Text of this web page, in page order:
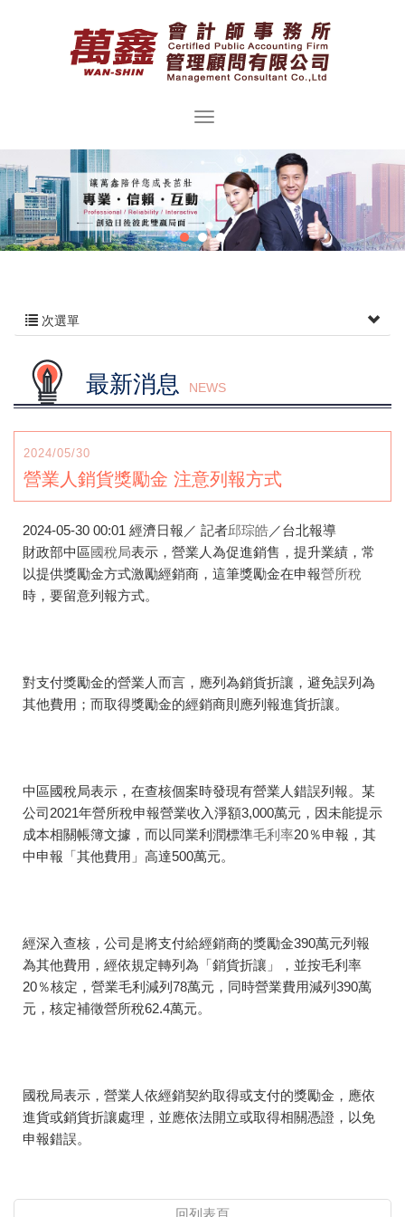
次選單
最新消息 NEWS
2024/05/30
營業人銷貨獎勵金 注意列報方式
2024-05-30 00:01 經濟日報／ 記者邱琮皓／台北報導
財政部中區國稅局表示，營業人為促進銷售，提升業績，常
以提供獎勵金方式激勵經銷商，這筆獎勵金在申報營所稅
時，要留意列報方式。
對支付獎勵金的營業人而言，應列為銷貨折讓，避免誤列為
其他費用；而取得獎勵金的經銷商則應列報進貨折讓。
中區國稅局表示，在查核個案時發現有營業人錯誤列報。某
公司2021年營所稅申報營業收入淨額3,000萬元，因未能提示
成本相關帳簿文據，而以同業利潤標準毛利率20％申報，其
中申報「其他費用」高達500萬元。
經深入查核，公司是將支付給經銷商的獎勵金390萬元列報
為其他費用，經依規定轉列為「銷貨折讓」，並按毛利率
20％核定，營業毛利減列78萬元，同時營業費用減列390萬
元，核定補徵營所稅62.4萬元。
國稅局表示，營業人依經銷契約取得或支付的獎勵金，應依
進貨或銷貨折讓處理，並應依法開立或取得相關憑證，以免
申報錯誤。
回列表頁